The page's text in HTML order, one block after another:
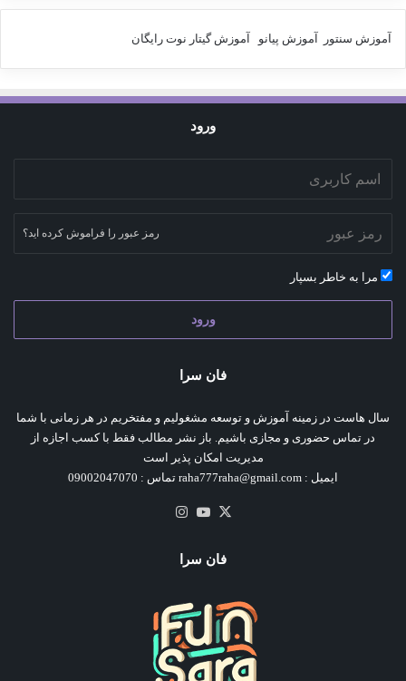
آموزش سنتور آموزش پیانو آموزش گیتار نوت رایگان
ورود
رمز عبور را فراموش کرده اید؟
مرا به خاطر بسپار
ورود
فان سرا
سال هاست در زمینه آموزش و توسعه مشغولیم و مفتخریم در هر زمانی با شما
در تماس حضوری و مجازی باشیم. باز نشر مطالب فقط با کسب اجازه از
مدیریت امکان پذیر است
ایمیل : raha777raha@gmail.com تماس : 09002047070
X یوتیوب
فان سرا